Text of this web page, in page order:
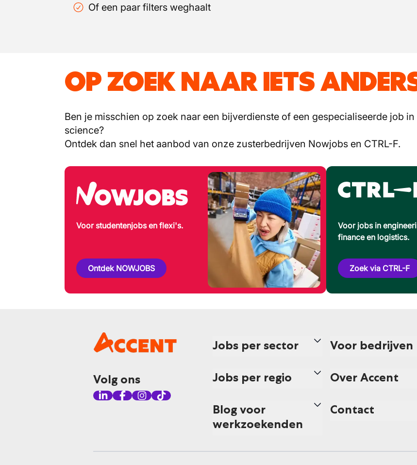
Of een paar filters weghaalt
OP ZOEK NAAR IETS
Ben je misschien op zoek naar een bijverdienste of een gespecialiseerde job
science?
Ontdek dan snel het aanbod van onze zusterbedrijven Nowjobs en CTRL-F.
Voor studentenjobs en flexi's.
Ontdek NOWJOBS
Voor jobs in
finance en logistics.
Zoek via CTRL-F
Volg ons
Jobs per sector
Jobs per regio
Blog voor
werkzoekenden
Voor bedrijven
Over Accent
Contact